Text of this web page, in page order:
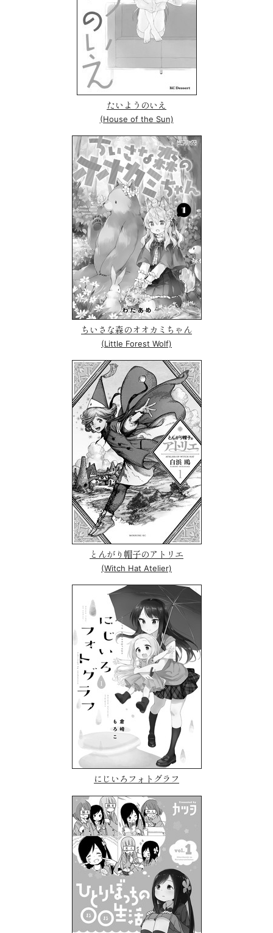
たいようのいえ
(House of the Sun)
ちいさな森のオオカミちゃん
(Little Forest Wolf)
とんがり帽子のアトリエ
(Witch Hat Atelier)
にじいろフォトグラフ